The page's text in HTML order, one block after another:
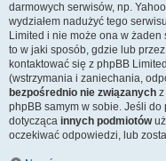
darmowych serwisów, np.
wydziałem nadużyć tego
Limited i nie może ona w
to w jaki sposób, gdzie lub
kontaktować się z phpBB
(wstrzymania i zaniechania,
bezpośrednio nie związanych
phpBB samym w sobie. Jeśli
dotycząca innych podmiotów
oczekiwać odpowiedzi, lub